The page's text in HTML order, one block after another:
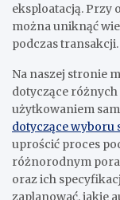
eksploatacją. Przy
można uniknąć
podczas transakcji.
Na naszej stronie
dotyczące
użytkowaniem
dotyczące wyboru
uprościć proces
różnorodnym
oraz ich
zaplanować, jakie